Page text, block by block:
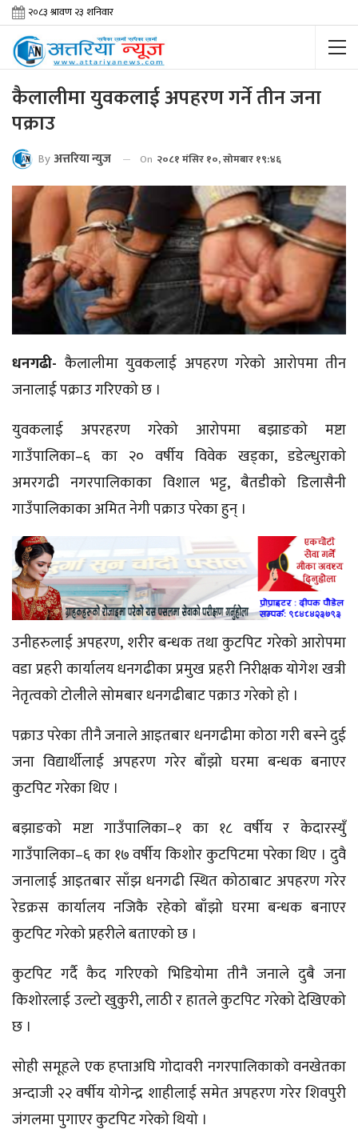
कैलालीमा युवकलाई अपहरण गर्ने तीन जना
पक्राउ
By अत्तरिया न्युज On २०८१ मंसिर १०, सोमबार १९:४६
धनगढी- कैलालीमा युवकलाई अपहरण गरेको आरोपमा तीन
जनालाई पक्राउ गरिएको छ ।
युवकलाई अपरहरण गरेको आरोपमा बझाङको मष्टा
गाउँपालिका–६ का २० वर्षीय विवेक खड्का, डडेल्धुराको
अमरगढी नगरपालिकाका विशाल भट्ट, बैतडीको डिलासैनी
गाउँपालिकाका अमित नेगी पक्राउ परेका हुन् ।
उनीहरुलाईअपहरण, शरीर बन्धक तथा कुटपिट गरेको आरोपमा
वडा प्रहरी कार्यालय धनगढीका प्रमुख प्रहरी निरीक्षक योगेश खत्री
नेतृत्वको टोलीले सोमबार धनगढीबाट पक्राउ गरेको हो ।
पक्राउ परेका तीनै जनाले आइतबार धनगढीमा कोठा गरी बस्ने दुई
जना विद्यार्थीलाई अपहरण गरेर बाँझो घरमा बन्धक बनाएर
कुटपिट गरेका थिए ।
बझाङको मष्टा गाउँपालिका–१ का १८ वर्षीय रकेदारस्युँ
गाउँपालिका–६का १७ वर्षीय किशोर कुटपिटमा परेका थिए । दुवै
जनालाई आइतबार साँझ धनगढी स्थित कोठाबाट अपहरण गरेर
रेडक्रस कार्यालय नजिकै रहेको बाँझो घरमा बन्धक बनाएर
कुटपिट गरेको प्रहरीले बताएको छ ।
कुटपिट गर्दै कैद गरिएको भिडियोमा तीनै जनाले दुबै जना
किशोरलाई उल्टो खुकुरी, लाठी र हातले कुटपिट गरेको देखिएको
छ ।
सोही समूहले एक हप्ताअघि गोदावरी नगरपालिकाकोवनखेतका
अन्दाजी २२ वर्षीय योगेन्द्र शाहीलाई समेत अपहरण गरेर शिवपुरी
जंगलमापुगाएर कुटपिट गरेको थियो ।